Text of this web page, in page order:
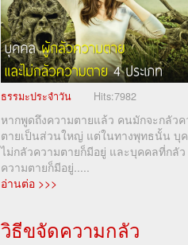
ธรรมะประจำวัน Hits:7982
หากพูดถึงความตายแล้ว คนมักจะกลัวค
ตายเป็นส่วนใหญ่ แต่ในทางพุทธนั้น บุ
ไม่กลัวความตายก็มีอยู่ และบุคคลที่กลัว
ความตายก็มีอยู่.....
อ่านต่อ >>>
วิธีขจัดความกลัว